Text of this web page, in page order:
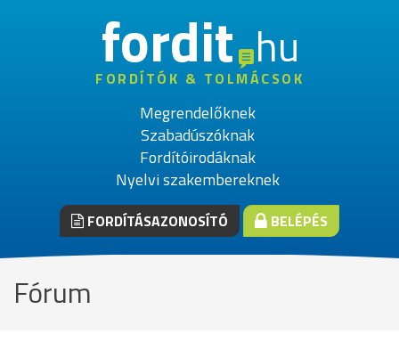
fordithu
FORDÍTÓK & TOLMÁCSOK
Megrendelőknek
Szabadúszóknak
Fordítóirodáknak
Nyelvi szakembereknek
FORDÍTÁSAZONOSÍTÓ BELÉPÉS
Fórum